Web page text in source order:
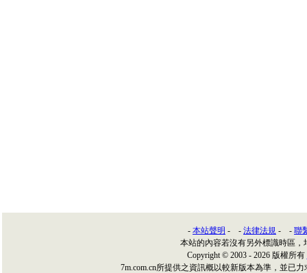
- 本站聲明 - - 法律法規 - - 聯
本站的內容若沒有另外標識時區，
Copyright © 2003 - 2026 版權所有
7m.com.cn所提供之資訊概以較新版本為準，並已